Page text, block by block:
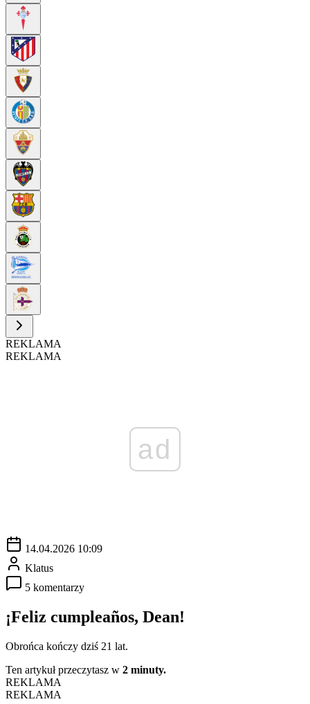
REKLAMA
REKLAMA
ad
14.04.2026 10:09
Klatus
5 komentarzy
¡Feliz cumpleaños, Dean!
Obrońca kończy dziś 21 lat.
Ten artykuł przeczytasz w 2 minuty.
REKLAMA
REKLAMA